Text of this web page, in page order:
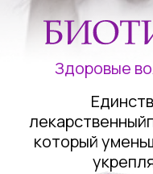
Здоровые
лекарственный
который